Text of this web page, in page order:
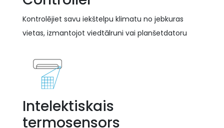
Kontrolējiet savu iekštelpu klimatu no jebkuras
vietas, izmantojot viedtālruni vai planšetdatoru
Intelektiskais
termosensors